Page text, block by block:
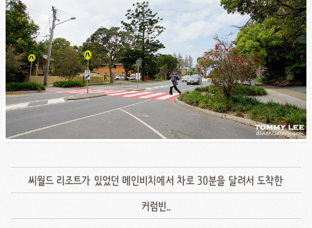
씨월드 리조트가 있었던 메인비치에서 차로 30분을 달려서 도착한
커럼빈..